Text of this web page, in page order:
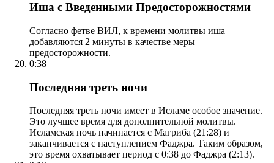
Иша с Введенными Предосторожностями
Согласно фетве ВИЛ, к времени молитвы иша
добавляются 2 минуты в качестве меры
предосторожности.
0:38
Последняя треть ночи
Последняя треть ночи имеет в Исламе особое значение.
Это лучшее время для дополнительной молитвы.
Исламская ночь начинается с Магриба (21:28) и
заканчивается с наступлением Фаджра. Таким образом,
это время охватывает период с 0:38 до Фаджра (2:13).